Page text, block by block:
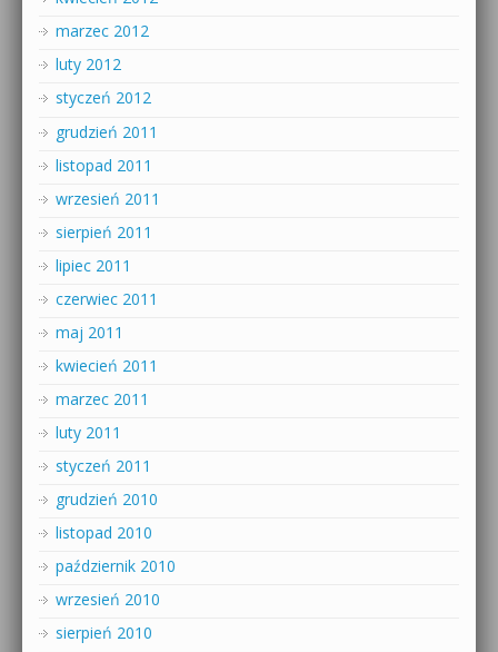
marzec 2012
luty 2012
styczeń 2012
grudzień 2011
listopad 2011
wrzesień 2011
sierpień 2011
lipiec 2011
czerwiec 2011
maj 2011
kwiecień 2011
marzec 2011
luty 2011
styczeń 2011
grudzień 2010
listopad 2010
październik 2010
wrzesień 2010
sierpień 2010